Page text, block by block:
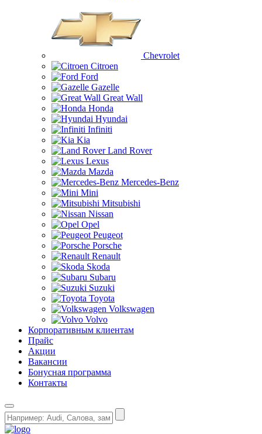
Chevrolet
Citroen
Ford
Gazelle
Great Wall
Honda
Hyundai
Infiniti
Kia
Land Rover
Lexus
Mazda
Mercedes-Benz
Mini
Mitsubishi
Nissan
Opel
Peugeot
Porsche
Renault
Skoda
Subaru
Suzuki
Toyota
Volkswagen
Volvo
Корпоративным клиентам
Прайс
Акции
Вакансии
Бонусная программа
Контакты